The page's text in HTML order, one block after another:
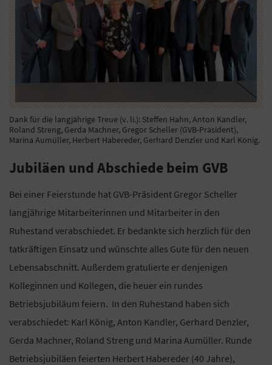
Dank für die langjährige Treue (v. li.): Steffen Hahn, Anton Kandler,
Roland Streng, Gerda Machner, Gregor Scheller (GVB-Präsident),
Marina Aumüller, Herbert Habereder, Gerhard Denzler und Karl König.
Jubiläen und Abschiede beim GVB
Bei einer Feierstunde hat GVB-Präsident Gregor Scheller
langjährige Mitarbeiterinnen und Mitarbeiter in den
Ruhestand verabschiedet. Er bedankte sich herzlich für den
tatkräftigen Einsatz und wünschte alles Gute für den neuen
Lebensabschnitt. Außerdem gratulierte er denjenigen
Kolleginnen und Kollegen, die heuer ein rundes
Betriebsjubiläum feiern. In den Ruhestand haben sich
verabschiedet: Karl König, Anton Kandler, Gerhard Denzler,
Gerda Machner, Roland Streng und Marina Aumüller. Runde
Betriebsjubiläen feierten Herbert Habereder (40 Jahre),